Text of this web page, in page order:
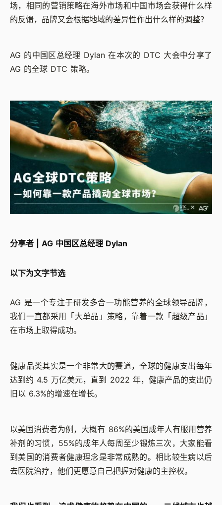
场，相同的营销策略在海外市场和中国市场会获得什么样
的反馈，品牌又会根据地域的差异性作出什么样的调整？
AG 的中国区总经理 Dylan 在本次的 DTC 大会中分享了
AG 的全球 DTC 策略。
分享者 | AG 中国区总经理 Dylan
以下为文字节选
AG 是一个专注于研发多合一功能营养的全球领导品牌，
我们一直都采用「大单品」策略，靠着一款「超级产品」
在市场上取得成功。
健康品类其实是一个非常大的赛道，全球的健康支出每年
达到约 4.5 万亿美元，直到 2022 年，健康产品的支出仍
旧以 6.3%的增速在增长。
以美国消费者为例，大概有 86%的美国成年人有服用营养
补剂的习惯，55%的成年人每周至少锻炼三次，大家能看
到美国的消费者健康理念是非常成熟的。相比较生病以后
去医院治疗，他们更愿意自己把握对健康的主控权。